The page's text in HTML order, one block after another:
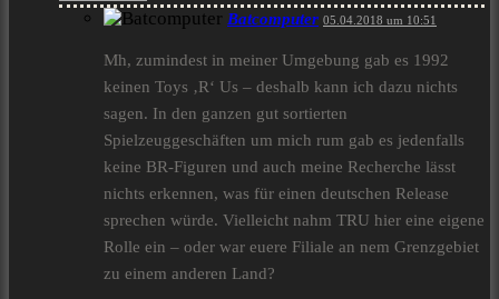
Batcomputer 05.04.2018 um 10:51
Mh, zumindest in meiner Umgebung gab es 1992
keinen Toys ‚R‘ Us – deshalb kann ich dazu nichts
sagen. In den ganzen gut sortierten
Spielzeuggeschäften um mich rum gab es jedenfalls
keine BR-Figuren und auch meine Recherche lässt
nichts erkennen, was für einen deutschen Release
sprechen würde. Vielleicht nahm TRU hier eine eigene
Rolle ein – oder war euere Filiale an nem Grenzgebiet
zu einem anderen Land?